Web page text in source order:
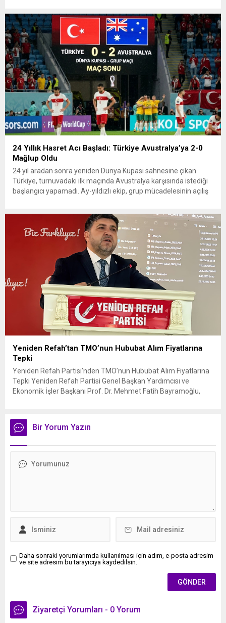
24 Yıllık Hasret Acı Başladı: Türkiye Avustralya’ya 2-0
Mağlup Oldu
24 yıl aradan sonra yeniden Dünya Kupası sahnesine çıkan
Türkiye, turnuvadaki ilk maçında Avustralya karşısında istediği
başlangıcı yapamadı. Ay-yıldızlı ekip, grup mücadelesinin açılış
itibaren iki takım da kontrollü bir oyun sergilerken, Avustralya
özellikle hızlı hücumlarla etkili olmaya...
Yeniden Refah’tan TMO’nun Hububat Alım Fiyatlarına
Tepki
Yeniden Refah Partisi’nden TMO’nun Hububat Alım Fiyatlarına
Tepki Yeniden Refah Partisi Genel Başkan Yardımcısı ve
Ekonomik İşler Başkanı Prof. Dr. Mehmet Fatih Bayramoğlu,
fiyatların çiftçinin artan maliyetlerini karşılamaktan uzak
olduğunu savunarak fiyatların yeniden değerlendirilmesi
Bir Yorum Yazın
Daha sonraki yorumlarımda kullanılması için adım, e-posta adresim
ve site adresim bu tarayıcıya kaydedilsin.
Ziyaretçi Yorumları - 0 Yorum